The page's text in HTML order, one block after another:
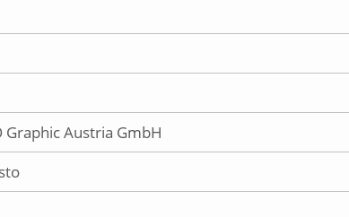
Graphic Austria GmbH